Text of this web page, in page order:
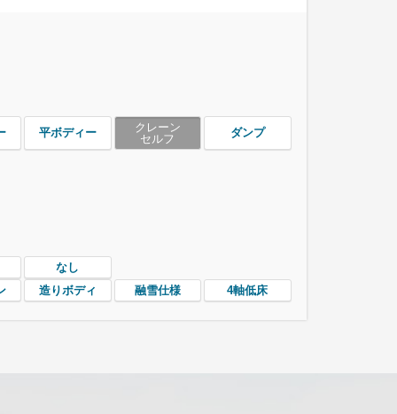
平ボディー
クレーン
セルフ
ダンプ
なし
造りボディ 融雪仕様 4軸低床